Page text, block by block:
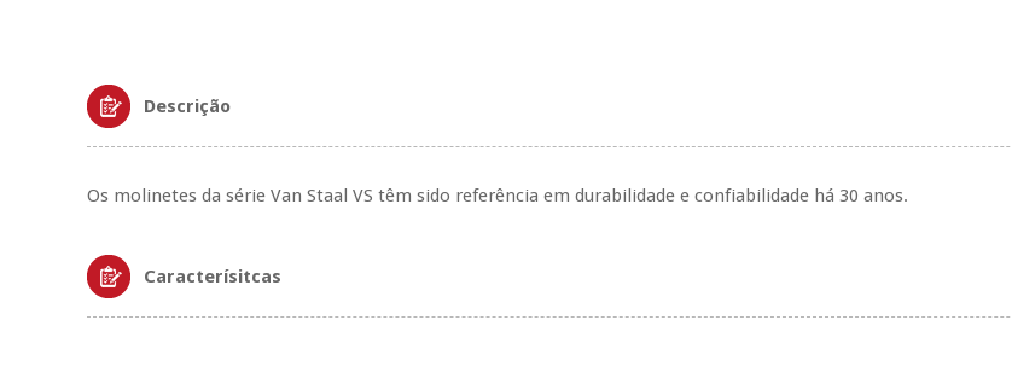
Descrição
Os molinetes da série Van Staal VS têm sido referência em durabilidade e confiabilidade há 30 anos.
Caracterísitcas